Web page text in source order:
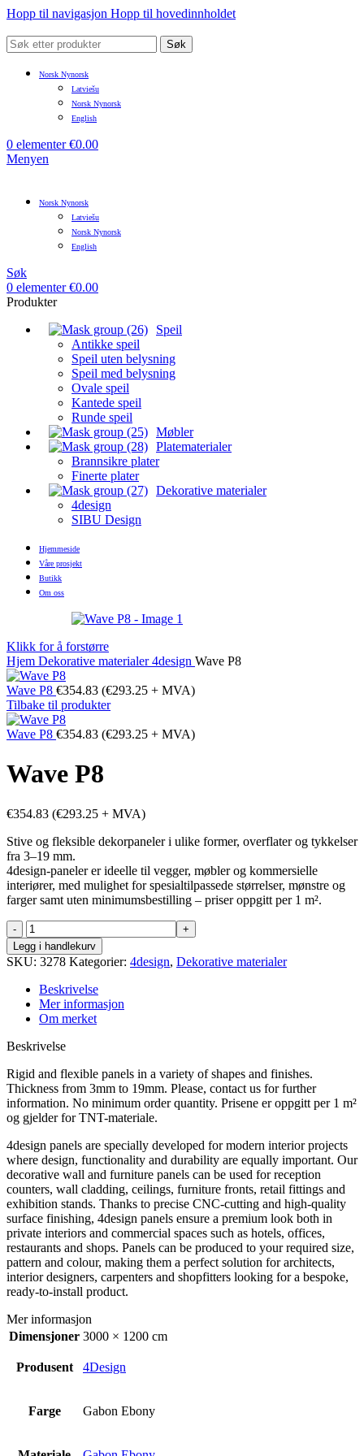
Hopp til navigasjon Hopp til hovedinnholdet
Søk
Norsk Nynorsk
Latviešu
Norsk Nynorsk
English
0 elementer €0.00
Menyen
Norsk Nynorsk
Latviešu
Norsk Nynorsk
English
Søk
0 elementer €0.00
Produkter
Speil
Antikke speil
Speil uten belysning
Speil med belysning
Ovale speil
Kantede speil
Runde speil
Møbler
Platematerialer
Brannsikre plater
Finerte plater
Dekorative materialer
4design
SIBU Design
Hjemmeside
Våre prosjekt
Butikk
Om oss
Klikk for å forstørre
Hjem Dekorative materialer4design Wave P8
Wave P8 €354.83 (€293.25 + MVA)
Tilbake til produkter
Wave P8 €354.83 (€293.25 + MVA)
Wave P8
€354.83 (€293.25 + MVA)
Stive og fleksible dekorpaneler i ulike former, overflater og tykkelser
fra 3–19 mm.
4design-paneler er ideelle til vegger, møbler og kommersielle
interiører, med mulighet for spesialtilpassede størrelser, mønstre og
farger samt uten minimumsbestilling – priser oppgitt per 1 m².
Wave
P8
antall
Legg i handlekurv
SKU: 3278 Kategorier: 4design, Dekorative materialer
Beskrivelse
Mer informasjon
Om merket
Beskrivelse
Rigid and flexible panels in a variety of shapes and finishes.
Thickness from 3mm to 19mm. Please, contact us for further
information. No minimum order quantity. Prisene er oppgitt per 1 m²
og gjelder for TNT-materiale.
4design panels are specially developed for modern interior projects
where design, functionality and durability are equally important. Our
decorative wall and furniture panels can be used for reception
counters, wall cladding, ceilings, furniture fronts, retail fittings and
exhibition stands. Thanks to precise CNC-cutting and high-quality
surface finishing, 4design panels ensure a premium look both in
private interiors and commercial spaces such as hotels, offices,
restaurants and shops. Panels can be produced to your required size,
pattern and colour, making them a perfect solution for architects,
interior designers, carpenters and shopfitters looking for a bespoke,
ready-to-install product.
Mer informasjon
Dimensjoner 3000 × 1200 cm
Produsent 4Design
Farge Gabon Ebony